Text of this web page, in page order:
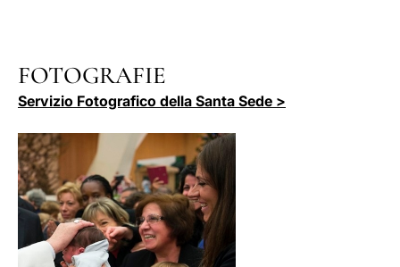
FOTOGRAFIE
Servizio Fotografico della Santa Sede >